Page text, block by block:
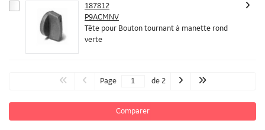
187812
P9ACMNV
Tête pour Bouton tournant à manette rond
verte
Page de 2
Comparer